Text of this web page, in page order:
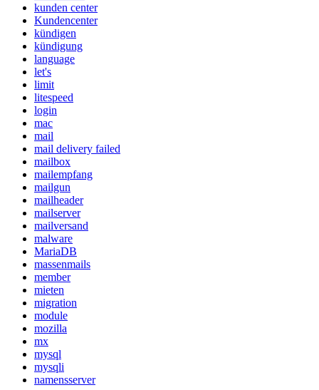
kunden center
Kundencenter
kündigen
kündigung
language
let's
limit
litespeed
login
mac
mail
mail delivery failed
mailbox
mailempfang
mailgun
mailheader
mailserver
mailversand
malware
MariaDB
massenmails
member
mieten
migration
module
mozilla
mx
mysql
mysqli
namensserver